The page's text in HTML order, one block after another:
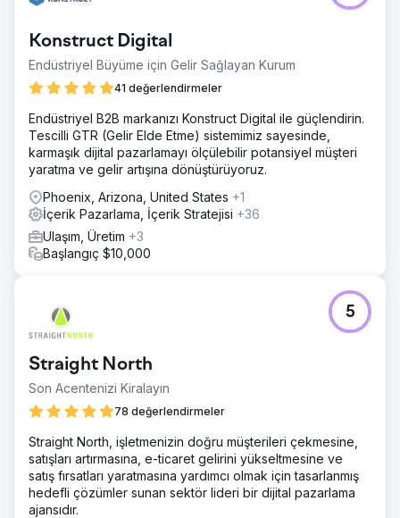
Konstruct Digital
Endüstriyel Büyüme için Gelir Sağlayan Kurum
41 değerlendirmeler
Endüstriyel B2B markanızı Konstruct Digital ile güçlendirin.
Tescilli GTR (Gelir Elde Etme) sistemimiz sayesinde,
karmaşık dijital pazarlamayı ölçülebilir potansiyel müşteri
yaratma ve gelir artışına dönüştürüyoruz.
Phoenix, Arizona, United States +1
İçerik Pazarlama, İçerik Stratejisi +36
Ulaşım, Üretim +3
Başlangıç $10,000
Straight North
Son Acentenizi Kiralayın
78 değerlendirmeler
5
Straight North, işletmenizin doğru müşterileri çekmesine,
satışları artırmasına, e-ticaret gelirini yükseltmesine ve
satış fırsatları yaratmasına yardımcı olmak için tasarlanmış
hedefli çözümler sunan sektör lideri bir dijital pazarlama
ajansıdır.